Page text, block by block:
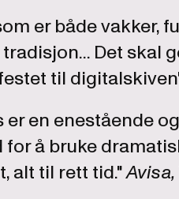
er både vakker,
Det skal
til
er en enestående
for å bruke
alt til rett tid."